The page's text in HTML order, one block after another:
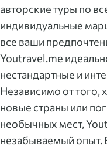
авторские туры по
индивидуальные
все ваши
Youtravel.me
нестандартные и
Независимо от того,
новые страны или
необычных мест,
незабываемый опыт.